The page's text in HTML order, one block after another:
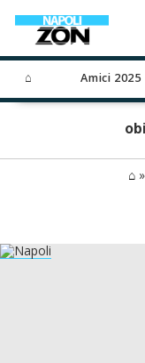
⌂ Amici 2025
⌂ »